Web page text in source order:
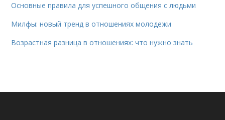
Основные правила для успешного общения с людьми
Милфы: новый тренд в отношениях молодежи
Возрастная разница в отношениях: что нужно знать